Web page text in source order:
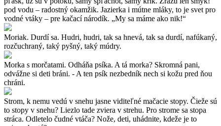
pod vodu – radostný okamžik. Jazierka i mútne mláky, to je svet pro
vodné vtáky – pre kačací národík. „My sa máme ako nik!“
Moriak. Durdí sa. Hudri, hudri, tak sa hnevá, tak sa durdí, nafúkaný,
rozčuchraný, taký pyšný, taký múdry.
Morka s morčatami. Odháňa psíka. A tá morka? Skromná pani,
odvážne si deti bráni. - A ten psík nezbedník nech si kožu pred ňou
chráni.
Strom, k nemu vedú v snehu jasne viditeľné mačacie stopy. Čieže sú
to stopy v snehu? Liezlo tade zviera v strehu. Pro strome sa stopa
stráca. Odletelo čudné vtáča? Nože, deti, uhádnite, kdeže je to